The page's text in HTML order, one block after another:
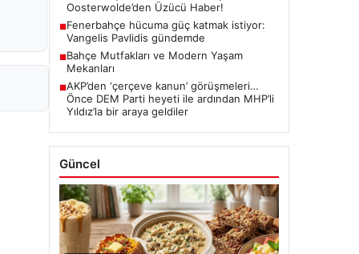
Oosterwolde’den Üzücü Haber!
■Fenerbahçe hücuma güç katmak istiyor:
Vangelis Pavlidis gündemde
■Bahçe Mutfakları ve Modern Yaşam
Mekanları
■AKP’den ‘çerçeve kanun’ görüşmeleri…
Önce DEM Parti heyeti ile ardından MHP’li
Yıldız’la bir araya geldiler
Güncel